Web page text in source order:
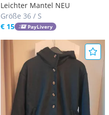
Leichter Mantel NEU
Größe 36 / S
€ 15
PayLivery